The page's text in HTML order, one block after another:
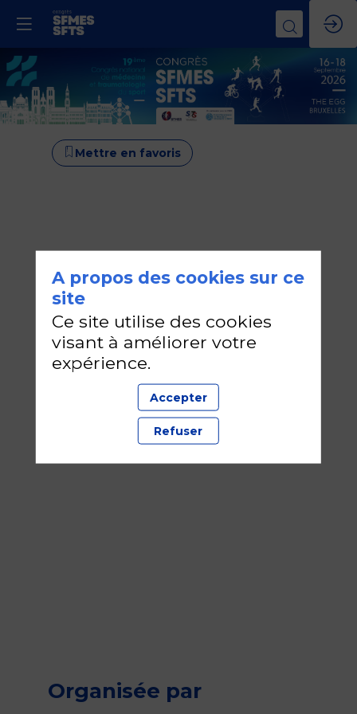
Mettre en favoris
Organisée par
A propos des cookies sur ce
site
Ce site utilise des cookies
visant à améliorer votre
expérience.
Accepter
Refuser